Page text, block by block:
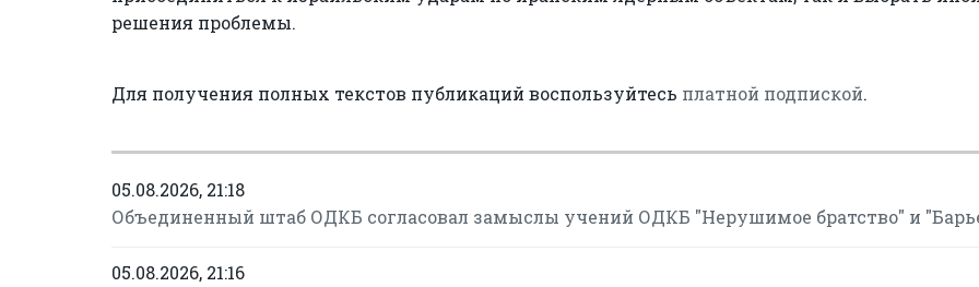
решения проблемы.
Для получения полных текстов публикаций воспользуйтесь платной подпиской.
05.08.2026, 21:18
Объединенный штаб ОДКБ согласовал замыслы учений ОДКБ "Нерушимое братство" и
05.08.2026, 21:16